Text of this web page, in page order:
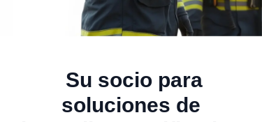
Su socio para
soluciones de